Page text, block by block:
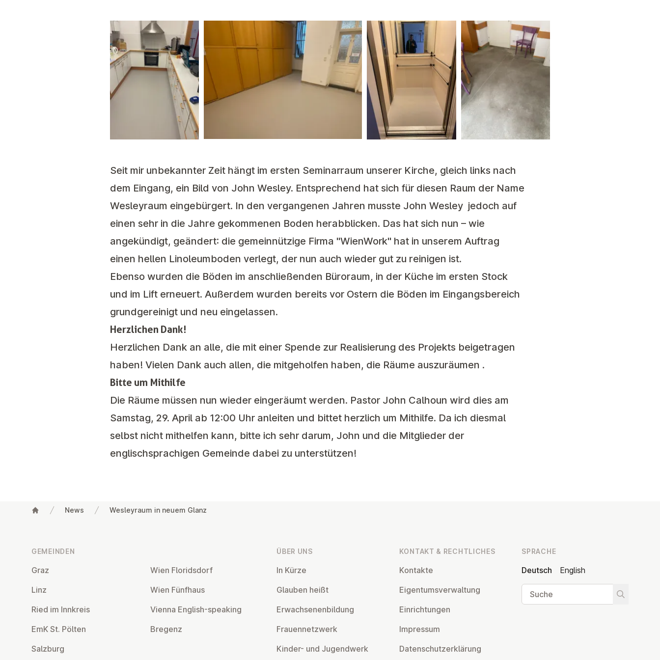
Seit mir unbekannter Zeit hängt im ersten Seminarraum unserer Kirche, gleich links nach
dem Eingang, ein Bild von John Wesley. Entsprechend hat sich für diesen Raum der Name
Wesleyraum eingebürgert. In den vergangenen Jahren musste John Wesley jedoch auf
einen sehr in die Jahre gekommenen Boden herabblicken. Das hat sich nun – wie
angekündigt, geändert: die gemeinnützige Firma "WienWork" hat in unserem Auftrag
einen hellen Linoleumboden verlegt, der nun auch wieder gut zu reinigen ist.
Ebenso wurden die Böden im anschließenden Büroraum, in der Küche im ersten Stock
und im Lift erneuert. Außerdem wurden bereits vor Ostern die Böden im Eingangsbereich
grundgereinigt und neu eingelassen.
Herzlichen Dank!
Herzlichen Dank an alle, die mit einer Spende zur Realisierung des Projekts beigetragen
haben! Vielen Dank auch allen, die mitgeholfen haben, die Räume auszuräumen .
Bitte um Mithilfe
Die Räume müssen nun wieder eingeräumt werden. Pastor John Calhoun wird dies am
Samstag, 29. April ab 12:00 Uhr anleiten und bittet herzlich um Mithilfe. Da ich diesmal
selbst nicht mithelfen kann, bitte ich sehr darum, John und die Mitglieder der
englischsprachigen Gemeinde dabei zu unterstützen!
News Wesleyraum in neuem Glanz
GEMEINDEN
Graz
Linz
Ried im Innkreis
EmK St. Pölten
Salzburg
Wien Flo­rids­dorf
Wien Fünfhaus
Vienna English-speaking
Bregenz
ÜBER UNS
In Kürze
Glauben heißt
Er­wach­se­nen­bil­dung
Frau­en­netz­werk
Kinder- und Ju­gend­werk
KONTAKT & RECHT­LI­CHES
Kontakte
Ei­gen­tums­ver­wal­tung
Ein­rich­tun­gen
Impressum
Da­ten­schutz­er­klä­rung
SPRACHE
Deutsch
English
Suche
Suche